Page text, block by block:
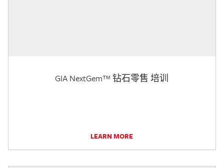
GIA NextGem™ 钻石零售 培训
LEARN MORE